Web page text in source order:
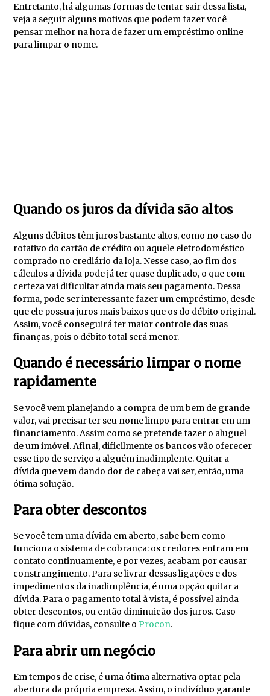
Entretanto, há algumas formas de tentar sair dessa lista,
veja a seguir alguns motivos que podem fazer você
pensar melhor na hora de fazer um empréstimo online
para limpar o nome.
Quando os juros da dívida são altos
Alguns débitos têm juros bastante altos, como no caso do
rotativo do cartão de crédito ou aquele eletrodoméstico
comprado no crediário da loja. Nesse caso, ao fim dos
cálculos a dívida pode já ter quase duplicado, o que com
certeza vai dificultar ainda mais seu pagamento. Dessa
forma, pode ser interessante fazer um empréstimo, desde
que ele possua juros mais baixos que os do débito original.
Assim, você conseguirá ter maior controle das suas
finanças, pois o débito total será menor.
Quando é necessário limpar o nome
rapidamente
Se você vem planejando a compra de um bem de grande
valor, vai precisar ter seu nome limpo para entrar em um
financiamento. Assim como se pretende fazer o aluguel
de um imóvel. Afinal, dificilmente os bancos vão oferecer
esse tipo de serviço a alguém inadimplente. Quitar a
dívida que vem dando dor de cabeça vai ser, então, uma
ótima solução.
Para obter descontos
Se você tem uma dívida em aberto, sabe bem como
funciona o sistema de cobrança: os credores entram em
contato continuamente, e por vezes, acabam por causar
constrangimento. Para se livrar dessas ligações e dos
impedimentos da inadimplência, é uma opção quitar a
dívida. Para o pagamento total à vista, é possível ainda
obter descontos, ou então diminuição dos juros. Caso
fique com dúvidas, consulte oProcon.
Para abrir um negócio
Em tempos de crise, é uma ótima alternativa optar pela
abertura da própria empresa. Assim, o indivíduo garante